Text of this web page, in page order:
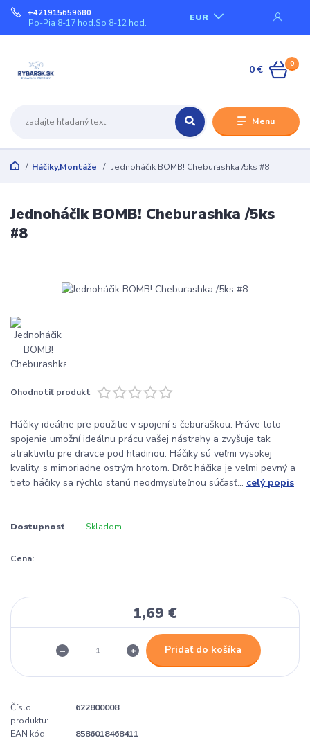
Menu
EUR
+421915659680
Po-Pia 8-17 hod.So 8-12 hod.
0
0 €
Háčiky,Montáže Jednoháčik BOMB! Cheburashka /5ks #8
Jednoháčik BOMB! Cheburashka /5ks
#8
Ohodnotiť produkt
Háčiky ideálne pre použitie v spojení s čeburaškou. Práve toto
spojenie umožní ideálnu prácu vašej nástrahy a zvyšuje tak
atraktivitu pre dravce pod hladinou. Háčiky sú veľmi vysokej
kvality, s mimoriadne ostrým hrotom. Drôt háčika je veľmi pevný a
tieto háčiky sa rýchlo stanú neodmysliteľnou súčasť... celý popis
Dostupnosť Skladom
Cena:
1,69 €
Pridať do košíka
Číslo
produktu:
622800008
EAN kód:
8586018468411